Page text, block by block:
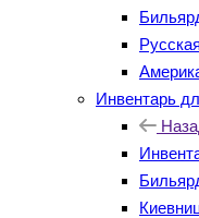
Инвентарь